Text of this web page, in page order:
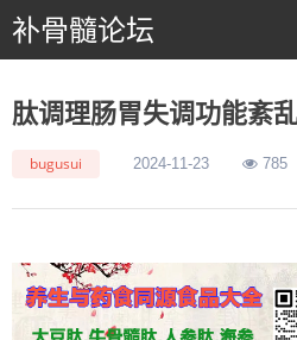
补骨髓论坛
肽调理肠胃失调功能紊
bugusui 2024-11-23 785